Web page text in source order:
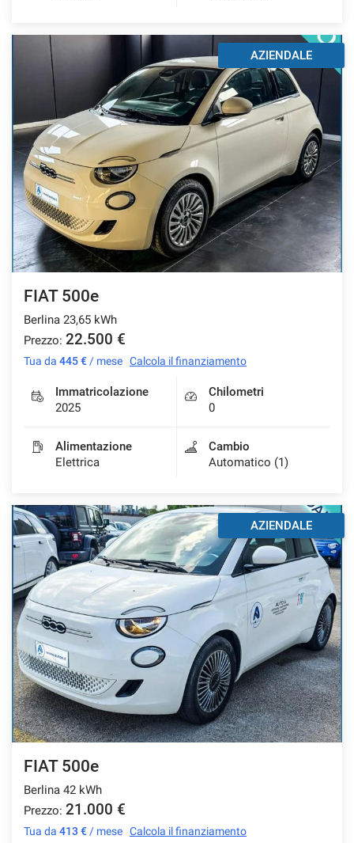
AZIENDALE
FIAT 500e
Berlina 23,65 kWh
Prezzo: 22.500 €
Tua da 445 € / mese Calcola il finanziamento
Immatricolazione
2025
Chilometri
0
Alimentazione
Elettrica
Cambio
Automatico (1)
AZIENDALE
FIAT 500e
Berlina 42 kWh
Prezzo: 21.000 €
Tua da 413 € / mese Calcola il finanziamento